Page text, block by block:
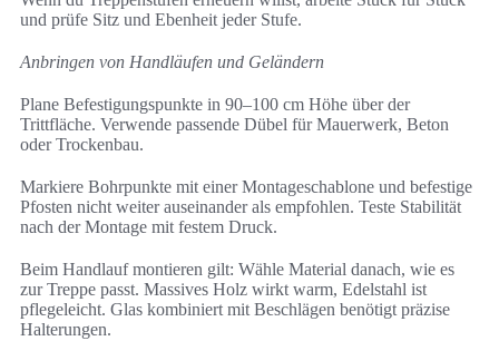
und prüfe Sitz und Ebenheit jeder Stufe.
Anbringen von Handläufen und Geländern
Plane Befestigungspunkte in 90–100 cm Höhe über der
Trittfläche. Verwende passende Dübel für Mauerwerk, Beton
oder Trockenbau.
Markiere Bohrpunkte mit einer Montageschablone und befestige
Pfosten nicht weiter auseinander als empfohlen. Teste Stabilität
nach der Montage mit festem Druck.
Beim Handlauf montieren gilt: Wähle Material danach, wie es
zur Treppe passt. Massives Holz wirkt warm, Edelstahl ist
pflegeleicht. Glas kombiniert mit Beschlägen benötigt präzise
Halterungen.